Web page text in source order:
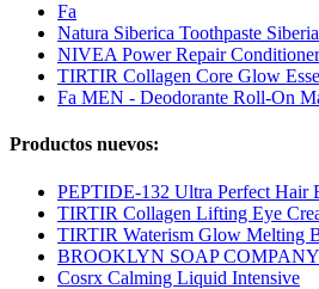
Fa
Natura Siberica Toothpaste
NIVEA Power Repair Conditioner
TIRTIR Collagen Core Glow
Fa MEN - Deodorante Roll-On
Productos nuevos:
PEPTIDE-132 Ultra Perfect Hair
TIRTIR Collagen Lifting Eye
TIRTIR Waterism Glow Melting
BROOKLYN SOAP COMPANY
Cosrx Calming Liquid Intensive